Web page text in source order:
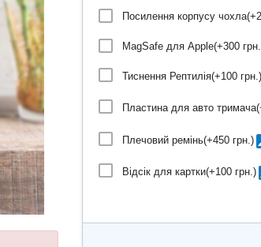
Посилення корпусу чохла(+
MagSafe для Apple(+300 грн.
Тиснення Рептилія(+100 грн.)
Пластина для авто
Плечовий ремінь(+450 грн.)
Відсік для картки(+100 грн.)